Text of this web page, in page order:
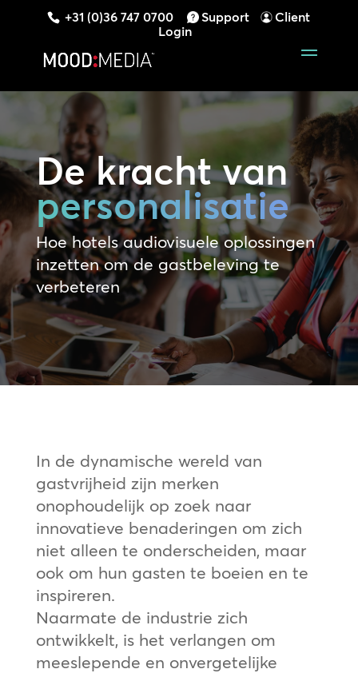
+31 (0)36 747 0700 Support
Client
Login
De kracht van
personalisatie
Hoe hotels audiovisuele oplossingen
inzetten om de gastbeleving te
verbeteren
In de dynamische wereld van
gastvrijheid zijn merken
onophoudelijk op zoek naar
innovatieve benaderingen om zich
niet alleen te onderscheiden, maar
ook om hun gasten te boeien en te
inspireren.
Naarmate de industrie zich
ontwikkelt, is het verlangen om
meeslepende en onvergetelijke